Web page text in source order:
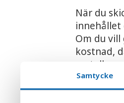
Samtycke
När du
Om du
kostnad,
metaller
Med